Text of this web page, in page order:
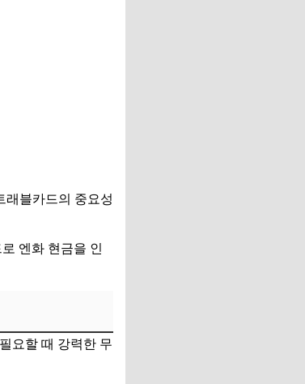
래블카드의 중요성
엔화 현금을 인
요할 때 강력한 무